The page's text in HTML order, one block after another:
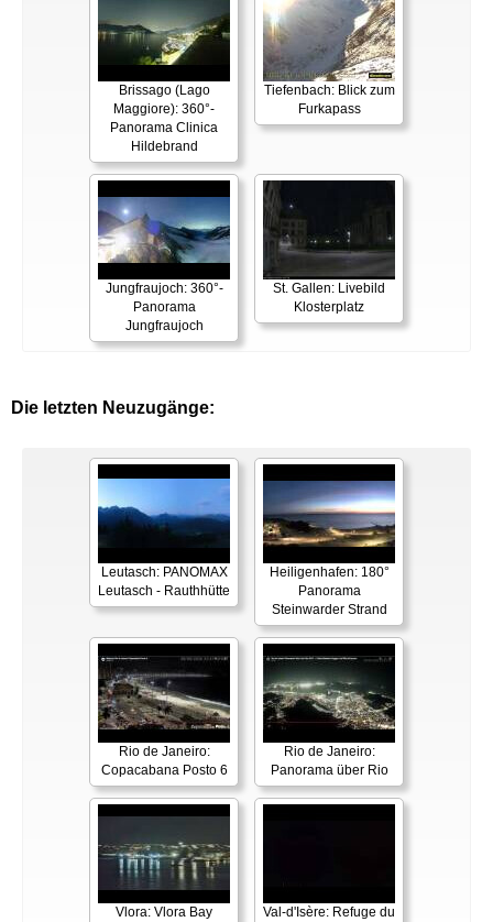
Brissago (Lago
Maggiore): 360°-
Panorama Clinica
Hildebrand
Tiefenbach: Blick zum
Furkapass
Jungfraujoch: 360°-
Panorama
Jungfraujoch
St. Gallen: Livebild
Klosterplatz
Die letzten Neuzugänge:
Leutasch: PANOMAX
Leutasch - Rauthhütte
Heiligenhafen: 180°
Panorama
Steinwarder Strand
Rio de Janeiro:
Copacabana Posto 6
Rio de Janeiro:
Panorama über Rio
Vlora: Vlora Bay Val-d'Isère: Refuge du